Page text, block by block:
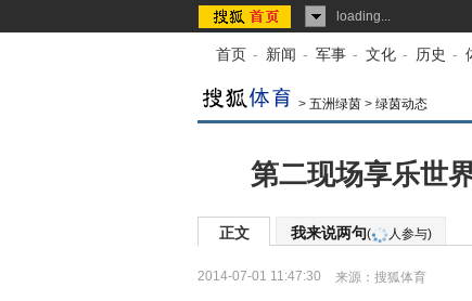
loading...
首页 - 新闻 - 军事 - 文化 - 历史 -
> 五洲绿茵 > 绿茵动态
第二现场享乐世
正文 我来说两句( 人参与)
2014-07-01 11:47:30 来源： 搜狐体育